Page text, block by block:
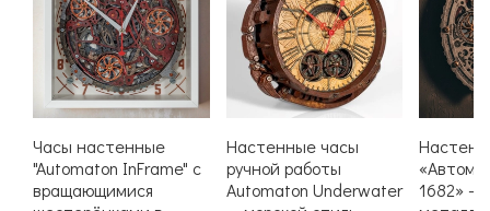
Часы настенные
"Automaton InFrame" с
вращающимися
Настенные часы
ручной работы
Automaton Underwater
1682» —